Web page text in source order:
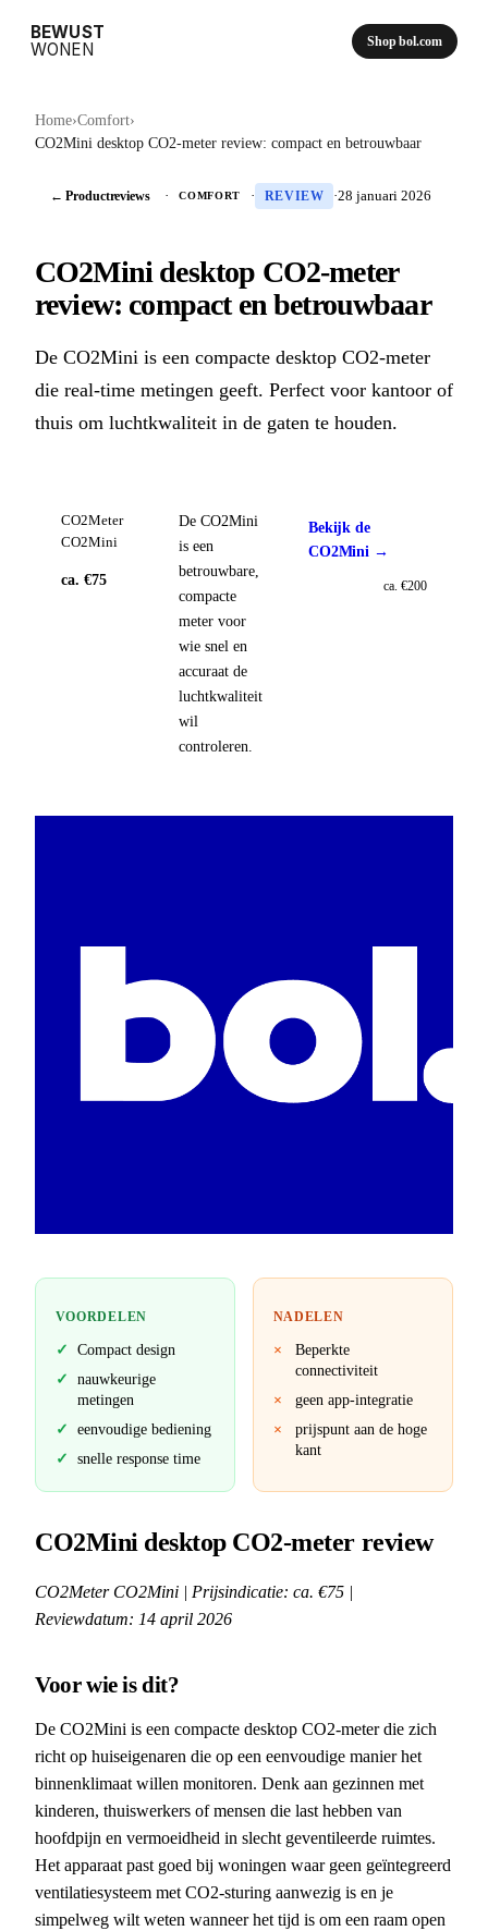
BEWUST
WONEN
Shop bol.com
Home›Comfort›
CO2Mini desktop CO2-meter review: compact en betrouwbaar
← Productreviews · COMFORT · REVIEW ·28 januari 2026
CO2Mini desktop CO2-meter
review: compact en betrouwbaar
De CO2Mini is een compacte desktop CO2-meter
die real-time metingen geeft. Perfect voor kantoor of
thuis om luchtkwaliteit in de gaten te houden.
CO2Meter
CO2Mini
ca. €75
De CO2Mini
is een
betrouwbare,
compacte
meter voor
wie snel en
accuraat de
luchtkwaliteit
wil
controleren.
Bekijk de
CO2Mini →
ca. €200
VOORDELEN
Compact design
nauwkeurige
metingen
eenvoudige bediening
snelle response time
NADELEN
Beperkte
connectiviteit
geen app-integratie
prijspunt aan de hoge
kant
CO2Mini desktop CO2-meter review
CO2Meter CO2Mini | Prijsindicatie: ca. €75 |
Reviewdatum: 14 april 2026
Voor wie is dit?
De CO2Mini is een compacte desktop CO2-meter die zich
richt op huiseigenaren die op een eenvoudige manier het
binnenklimaat willen monitoren. Denk aan gezinnen met
kinderen, thuiswerkers of mensen die last hebben van
hoofdpijn en vermoeidheid in slecht geventileerde ruimtes.
Het apparaat past goed bij woningen waar geen geïntegreerd
ventilatiesysteem met CO2-sturing aanwezig is en je
simpelweg wilt weten wanneer het tijd is om een raam open